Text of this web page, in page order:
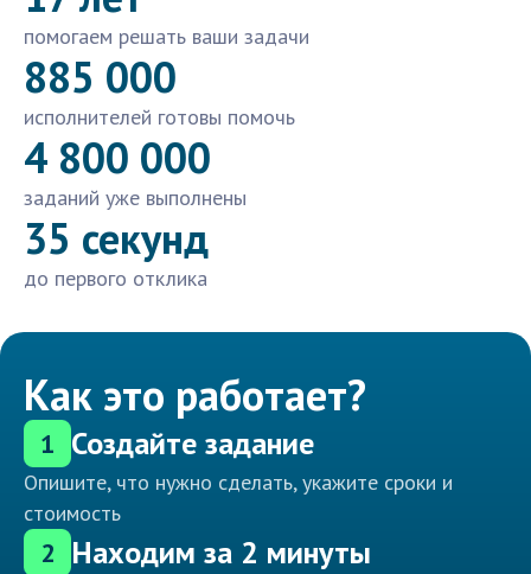
помогаем решать ваши задачи
885 000
исполнителей готовы помочь
4 800 000
заданий уже выполнены
35 секунд
до первого отклика
Как это работает?
1 Создайте задание
Опишите, что нужно сделать, укажите сроки и
стоимость
2 Находим за 2 минуты